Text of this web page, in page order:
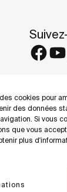
cookies pour
des données
Si vous
que vous
plus